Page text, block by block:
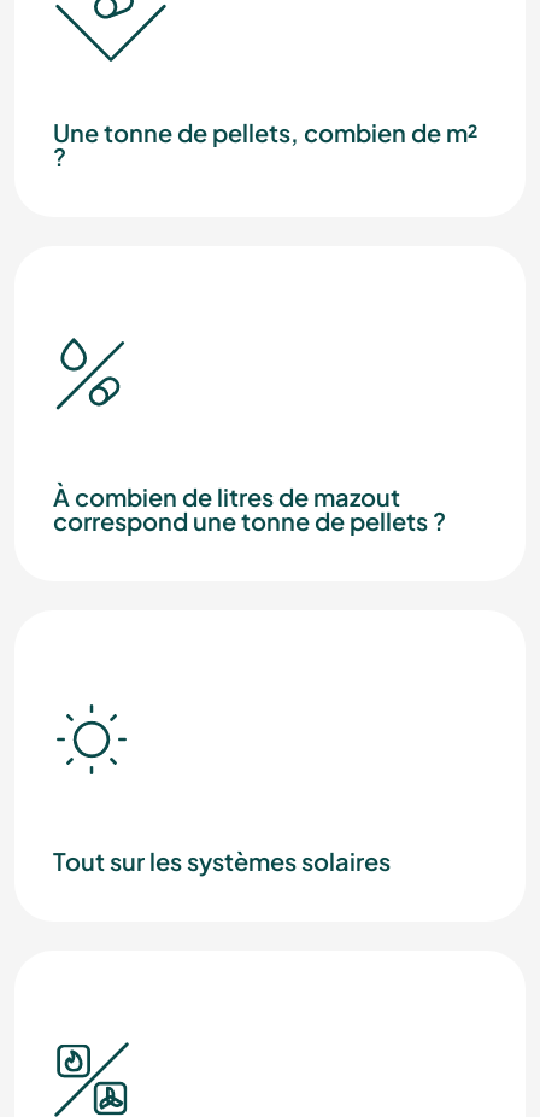
Une tonne de pellets, combien de m²
?
À combien de litres de mazout
correspond une tonne de pellets ?
Tout sur les systèmes solaires